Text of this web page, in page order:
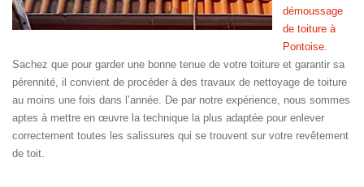
démoussage
de toiture à
Pontoise
Sachez que pour garder une bonne tenue de votre toiture et garantir sa
pérennité, il convient de procéder à des travaux de nettoyage de toiture
au moins une fois dans l’année. De par notre expérience, nous sommes
aptes à mettre en œuvre la technique la plus adaptée pour enlever
correctement toutes les salissures qui se trouvent sur votre revêtement
de toit.